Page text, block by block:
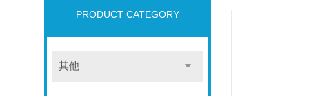
PRODUCT CATEGORY
其他